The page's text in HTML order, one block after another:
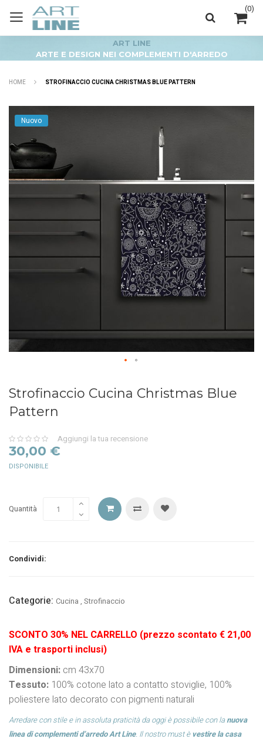
(0)
ART LINE
ARTE E DESIGN NEI COMPLEMENTI D'ARREDO
HOME STROFINACCIO CUCINA CHRISTMAS BLUE PATTERN
Strofinaccio Cucina Christmas Blue
Pattern
0%
Aggiungi la tua recensione
30,00 €
DISPONIBILE
Quantità
Condividi:
Categorie: Cucina , Strofinaccio
SCONTO 30% NEL CARRELLO (prezzo scontato € 21,00
IVA e trasporti inclusi)
Dimensioni: cm 43x70
Tessuto: 100% cotone lato a contatto stoviglie, 100%
poliestere lato decorato con pigmenti naturali
Arredare con stile e in assoluta praticità da oggi è possibile con lanuova
linea di complementi d’arredo Art Line. Il nostro must è vestire la casa
Nuovo